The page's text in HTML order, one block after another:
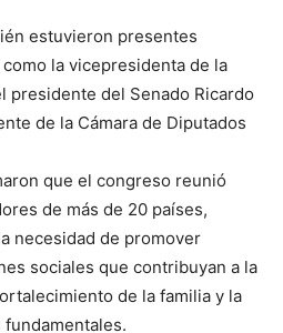
estuvieron presentes
la vicepresidenta de la
presidente del Senado Ricardo
de la Cámara de Diputados
que el congreso reunió
de más de 20 países,
necesidad de promover
sociales que contribuyan a la
de la familia y la